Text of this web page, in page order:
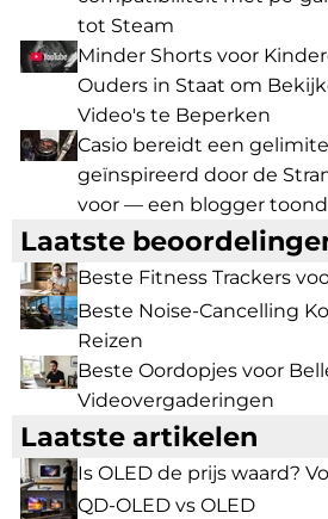
tot Steam
Minder Shorts voor
Ouders in Staat om
Video's te Beperken
Casio bereidt een
geïnspireerd door de
voor — een blogger
Laatste
Beste Fitness Trackers
Beste Noise-Cancelling
Reizen
Beste Oordopjes voor
Videovergaderingen
Laatste artikelen
Is OLED de prijs waard?
QD-OLED vs OLED